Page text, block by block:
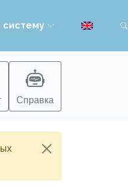
систему
Справка